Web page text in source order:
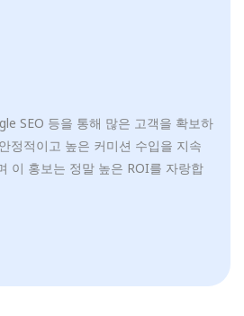
SEO 등을 통해 많은 고객을 확보하
정적이고 높은 커미션 수입을 지속
이 홍보는 정말 높은 ROI를 자랑합